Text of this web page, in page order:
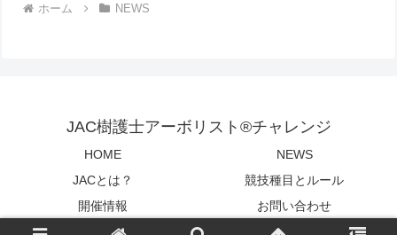
ホーム NEWS
JAC樹護士アーボリスト®チャレンジ
HOME
NEWS
JACとは？
競技種目とルール
開催情報
お問い合わせ